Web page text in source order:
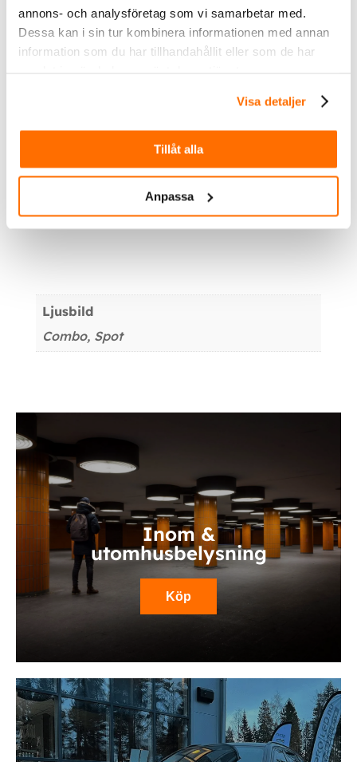
annons- och analysföretag som vi samarbetar med.
Dessa kan i sin tur kombinera informationen med annan
information som du har tillhandahållit eller som de har
Visa detaljer
Tillåt alla
Anpassa
och prestanda som du aldrig har upplevt förut.
Type of Lamp:LED
PCS LED´s:
Voltage (V DC):9-32V DC
White and amber
Position light:Yes, white and amber
Cable length (mm):500
Material bracket:Stainless steel
Material housing/chassi:Aluminium
Material lens:Polycarbonate
Height including bracket (mm):
Diameter (mm):178
Ljusbild
Combo, Spot
Inom &
utomhusbelysning
Köp